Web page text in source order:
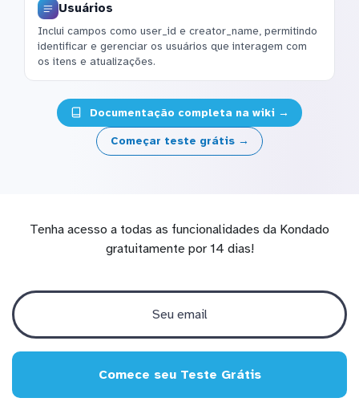
Usuários
Inclui campos como user_id e creator_name, permitindo
identificar e gerenciar os usuários que interagem com
os itens e atualizações.
Documentação completa na wiki →
Começar teste grátis →
Tenha acesso a todas as funcionalidades da Kondado
gratuitamente por 14 dias!
Comece seu Teste Grátis